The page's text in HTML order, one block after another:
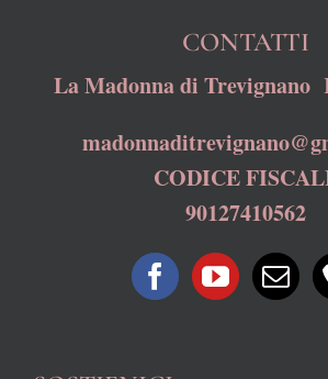
CONTATTI
La Madonna di Trevignano
CODICE
90127410562